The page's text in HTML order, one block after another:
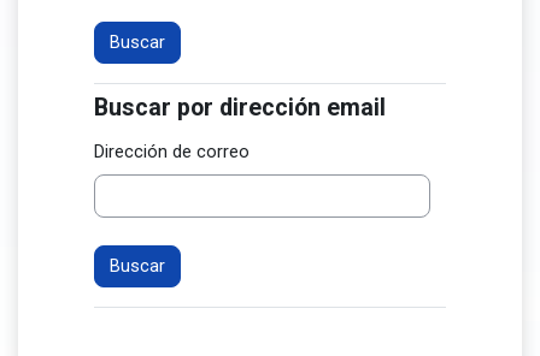
Buscar por dirección email
Buscar por dirección email
Dirección de correo